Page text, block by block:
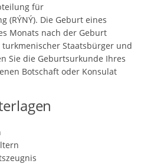
für
(RÝNÝ). Die Geburt eines
Monats nach der Geburt
Staatsbürger und
Sie die Geburtsurkunde Ihres
Botschaft oder Konsulat